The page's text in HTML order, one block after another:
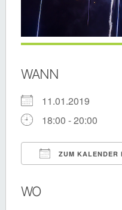
WANN
11.01.2019
18:00 - 20:00
ZUM KALENDER
WO